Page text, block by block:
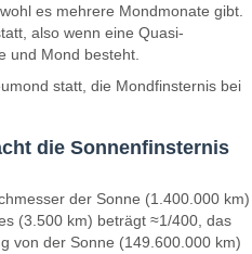
es mehrere Mondmonate gibt.
also wenn eine Quasi-
und Mond besteht.
statt, die Mondfinsternis bei
die Sonnenfinsternis
der Sonne (1.400.000 km)
(3.500 km) beträgt ≈1/400, das
von der Sonne (149.600.000 km)